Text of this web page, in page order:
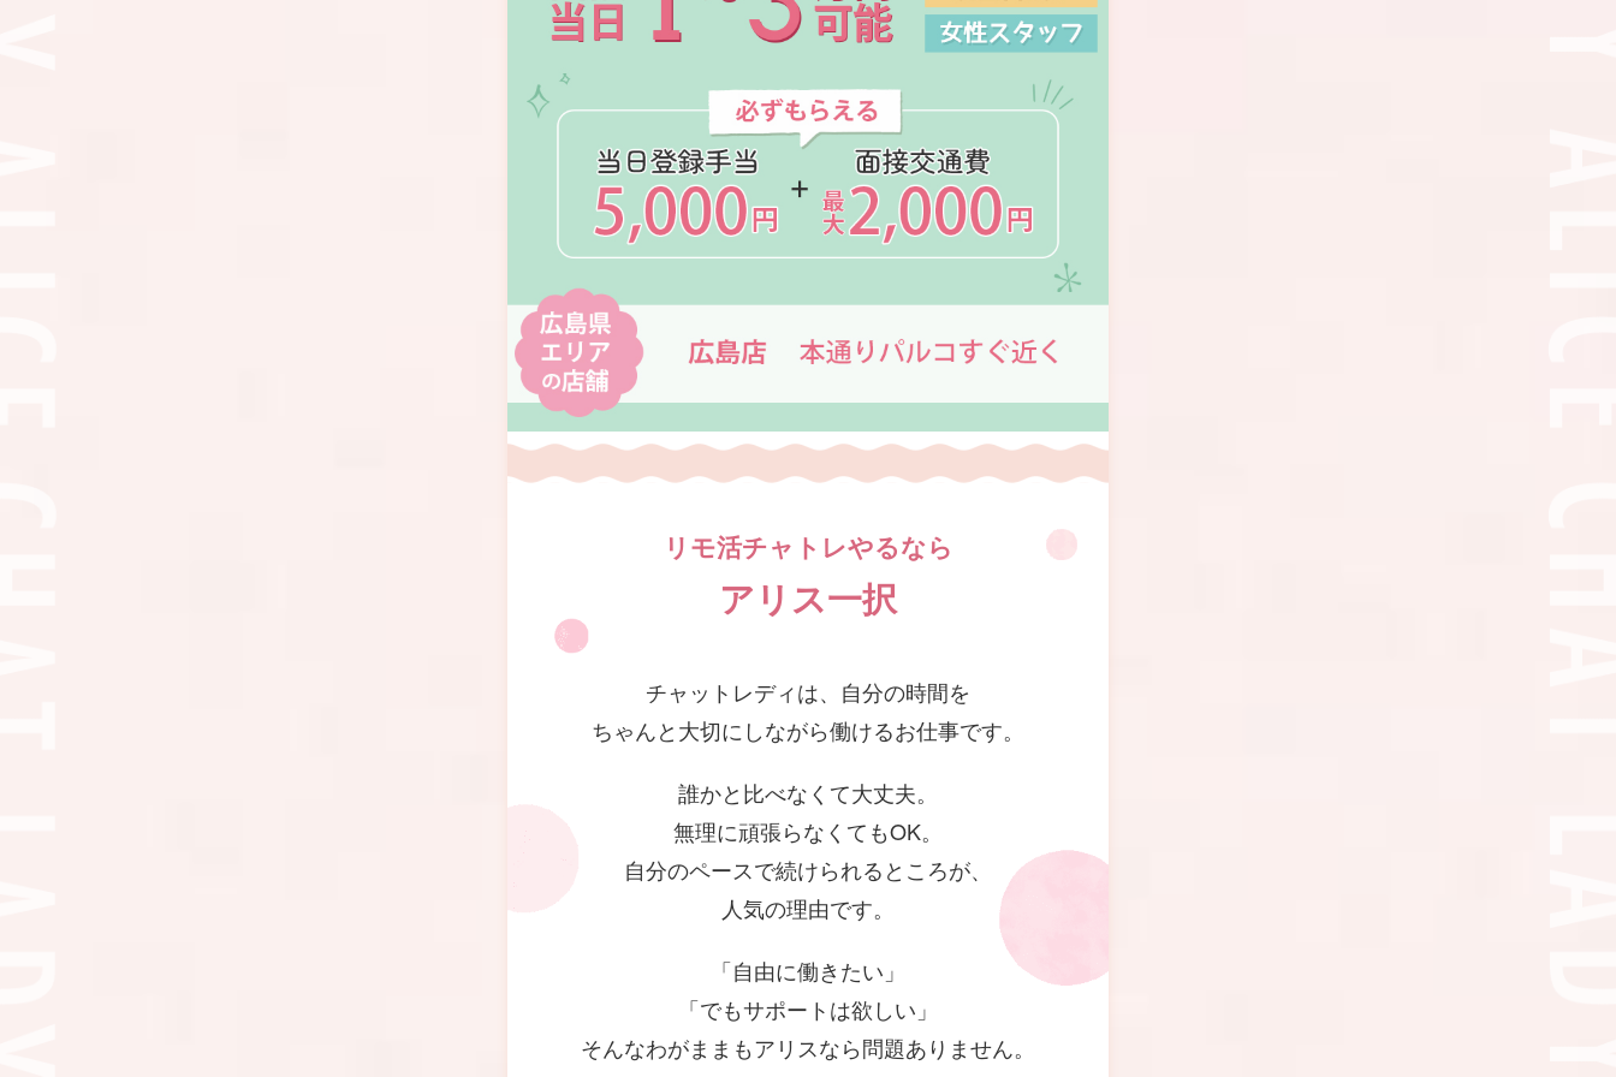
リモ活チャトレやるなら
アリス一択
チャットレディは、自分の時間を
ちゃんと大切にしながら働けるお仕事です。
誰かと比べなくて大丈夫。
無理に頑張らなくてもOK。
自分のペースで続けられるところが、
人気の理由です。
「自由に働きたい」
「でもサポートは欲しい」
そんなわがままもアリスなら問題ありません。